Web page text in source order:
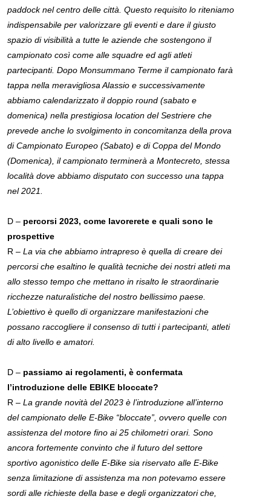
paddock nel centro delle città. Questo requisito lo riteniamo
indispensabile per valorizzare gli eventi e dare il giusto
spazio di visibilità a tutte le aziende che sostengono il
campionato così come alle squadre ed agli atleti
partecipanti. Dopo Monsummano Terme il campionato farà
tappa nella meravigliosa Alassio e successivamente
abbiamo calendarizzato il doppio round (sabato e
domenica) nella prestigiosa location del Sestriere che
prevede anche lo svolgimento in concomitanza della prova
di Campionato Europeo (Sabato) e di Coppa del Mondo
(Domenica), il campionato terminerà a Montecreto, stessa
località dove abbiamo disputato con successo una tappa
nel 2021.
D – percorsi 2023, come lavorerete e quali sono le
prospettive
R –La via che abbiamo intrapreso è quella di creare dei
percorsi che esaltino le qualità tecniche dei nostri atleti ma
allo stesso tempo che mettano in risalto le straordinarie
ricchezze naturalistiche del nostro bellissimo paese.
L’obiettivo è quello di organizzare manifestazioni che
possano raccogliere il consenso di tutti i partecipanti, atleti
di alto livello e amatori.
D – passiamo ai regolamenti, è confermata
l’introduzione delle EBIKE bloccate?
R –La grande novità del 2023 è l’introduzione all’interno
del campionato delle E-Bike “bloccate”, ovvero quelle con
assistenza del motore fino ai 25 chilometri orari. Sono
ancora fortemente convinto che il futuro del settore
sportivo agonistico delle E-Bike sia riservato alle E-Bike
senza limitazione di assistenza ma non potevamo essere
sordi alle richieste della base e degli organizzatori che,